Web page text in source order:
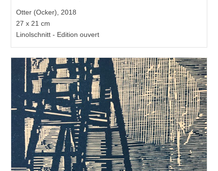
Otter (Ocker), 2018
27 x 21 cm
Linolschnitt - Edition ouvert